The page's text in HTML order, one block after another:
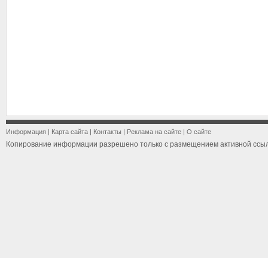
Информация | Карта сайта | Контакты | Реклама на сайте | О сайте
Копирование информации разрешено только с размещением активной